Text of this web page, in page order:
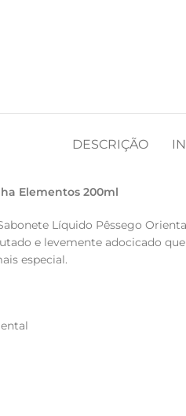
DESCRIÇÃO
Elementos 200ml
Líquido Pêssego
e levemente adocicado
especial.